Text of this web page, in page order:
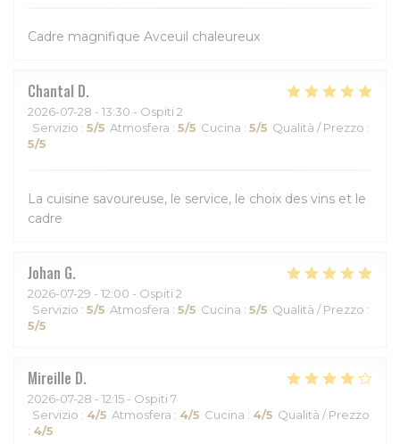
Cadre magnifique Avceuil chaleureux
Chantal D
2026-07-28 - 13:30 - Ospiti 2
Servizio : 5/5 Atmosfera : 5/5 Cucina : 5/5 Qualità / Prezzo :
5/5
La cuisine savoureuse, le service, le choix des vins et le
cadre
Johan G
2026-07-29 - 12:00 - Ospiti 2
Servizio : 5/5 Atmosfera : 5/5 Cucina : 5/5 Qualità / Prezzo :
5/5
Mireille D
2026-07-28 - 12:15 - Ospiti 7
Servizio : 4/5 Atmosfera : 4/5 Cucina : 4/5 Qualità / Prezzo
: 4/5